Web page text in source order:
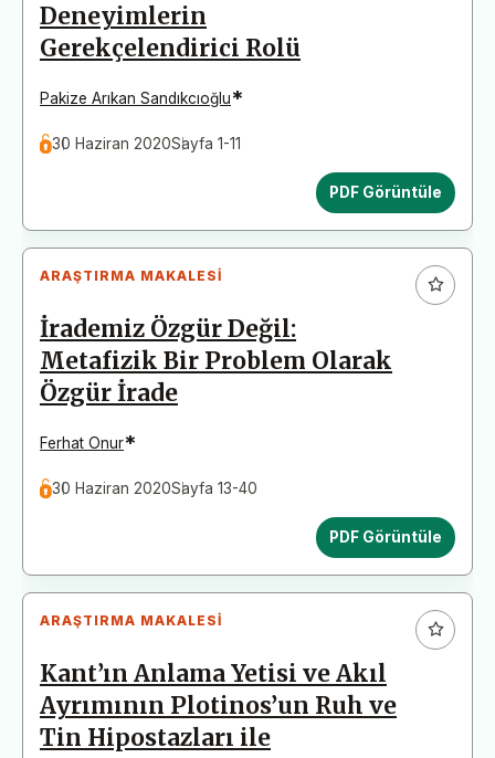
Deneyimlerin
Gerekçelendirici Rolü
Pakize Arıkan Sandıkcıoğlu*
30 Haziran 2020Sayfa 1-11
PDF Görüntüle
ARAŞTIRMA MAKALESI
İrademiz Özgür Değil:
Metafizik Bir Problem Olarak
Özgür İrade
Ferhat Onur*
30 Haziran 2020Sayfa 13-40
PDF Görüntüle
ARAŞTIRMA MAKALESI
Kant’ın Anlama Yetisi ve Akıl
Ayrımının Plotinos’un Ruh ve
Tin Hipostazları ile